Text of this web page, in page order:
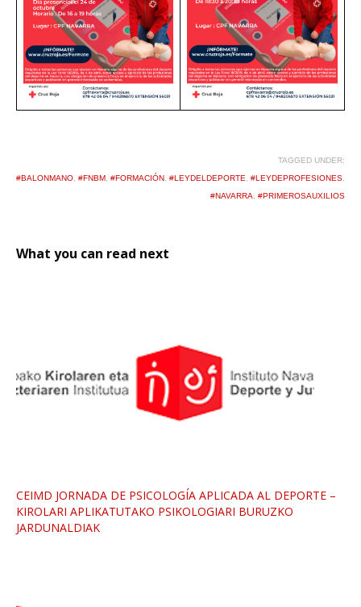
TAGGED UNDER:
#BALONMANO #FNBM #FORMACIÓN #LEYDELDEPORTE #LEYDEPROFESIONES
#NAVARRA
#PRIMEROSAUXILIOS
What you can read next
CEIMD JORNADA DE PSICOLOGÍA APLICADA AL DEPORTE –
KIROLARI APLIKATUTAKO PSIKOLOGIARI BURUZKO
JARDUNALDIAK